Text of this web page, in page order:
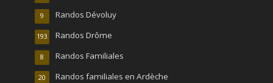
Randos Dévoluy
9
Randos Drôme
193
Randos Familiales
8
Randos familiales en Ardèche
20